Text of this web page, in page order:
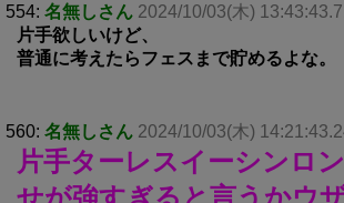
554: 名無しさん 2024/10/03(木)
片手欲しいけど、
普通に考えたらフェスまで貯めるよな。
560: 名無しさん 2024/10/03(木)
片手ターレスイーシンロ
せが強すぎると言うかウ